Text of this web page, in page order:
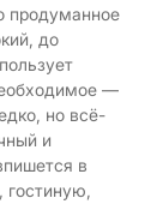
продуманное
до
—
но всё-
и
в